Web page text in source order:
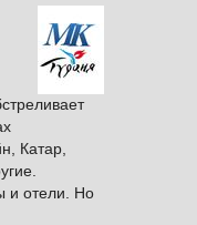
Катар,
и отели. Но